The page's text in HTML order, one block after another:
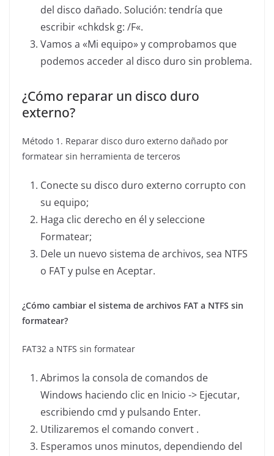
del disco dañado. Solución: tendría que
escribir «chkdsk g: /F«.
Vamos a «Mi equipo» y comprobamos que
podemos acceder al disco duro sin problema.
¿Cómo reparar un disco duro
externo?
Método 1. Reparar disco duro externo dañado por
formatear sin herramienta de terceros
Conecte su disco duro externo corrupto con
su equipo;
Haga clic derecho en él y seleccione
Formatear;
Dele un nuevo sistema de archivos, sea NTFS
o FAT y pulse en Aceptar.
¿Cómo cambiar el sistema de archivos FAT a NTFS sin
formatear?
FAT32 a NTFS sin formatear
Abrimos la consola de comandos de
Windows haciendo clic en Inicio -> Ejecutar,
escribiendo cmd y pulsando Enter.
Utilizaremos el comando convert .
Esperamos unos minutos, dependiendo del